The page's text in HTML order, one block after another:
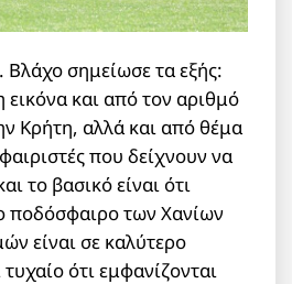
σημείωσε τα εξής:
και από τον αριθμό
Κρήτη, αλλά και από θέμα
που δείχνουν να
το βασικό είναι ότι
ποδόσφαιρο των Χανίων
είναι σε καλύτερο
ότι εμφανίζονται